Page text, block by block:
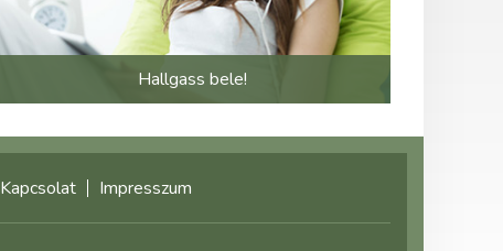
Hallgass bele!
Kapcsolat Impresszum